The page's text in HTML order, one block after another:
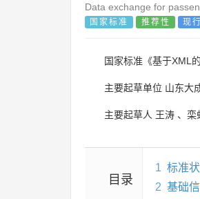
Data exchange for
国家标准 推荐性 现行
国家标准《基于XML
主要起草单位 山东大
主要起草人 王涛 、 栾
目录
1 标准
2 基础